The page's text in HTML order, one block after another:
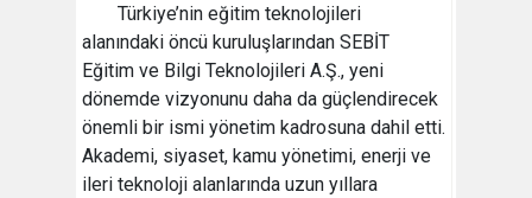
Türkiye’nin eğitim teknolojileri
alanındaki öncü kuruluşlarından SEBİT
Eğitim ve Bilgi Teknolojileri A.Ş., yeni
dönemde vizyonunu daha da güçlendirecek
önemli bir ismi yönetim kadrosuna dahil etti.
Akademi, siyaset, kamu yönetimi, enerji ve
ileri teknoloji alanlarında uzun yıllara